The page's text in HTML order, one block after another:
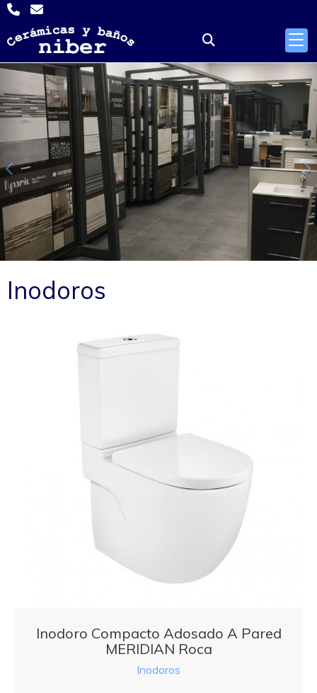
Anterior
Inodoros
Inodoro Compacto Adosado A Pared
MERIDIAN Roca
Inodoros